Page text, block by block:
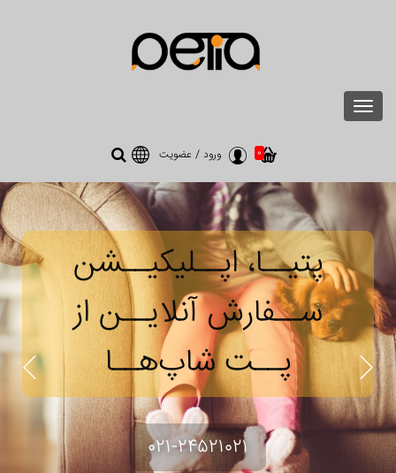
Toggle
navigation
0 ورود / عضویت
پتیــا، اپــلیکیــشن
ســفارش آنلایــن از
پــت شاپ‌هــا
۰۲۱-۲۴۵۲۱۰۲۱